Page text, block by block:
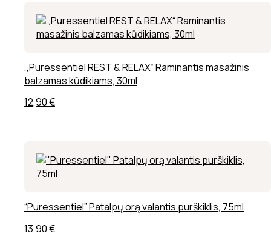
,,Puressentiel REST & RELAX“ Raminantis masažinis
balzamas kūdikiams, 30ml
12,90€
“Puressentiel” Patalpų orą valantis purškiklis, 75ml
13,90€